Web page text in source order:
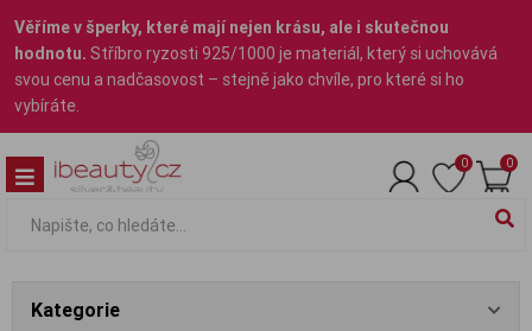
Věříme v šperky, které mají nejen krásu, ale i skutečnou
hodnotu. Stříbro ryzosti 925/1000 je materiál, který si uchovává
svou cenu a nadčasovost – stejně jako chvíle, pro které si ho
vybíráte.
0 0
Kategorie